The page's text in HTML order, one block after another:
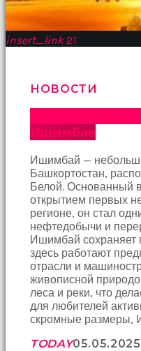
insert_link 21
НОВОСТИ
Радио
Ишимбае
Ишимбай —
Башкортостан,
Белой. Основанный
открытием первых
регионе, он стал
нефтедобычи и
Ишимбай сохраняет
здесь работают
отрасли и
живописной
леса и реки, что
для любителей
скромные размеры,
TODAY05.05.2025